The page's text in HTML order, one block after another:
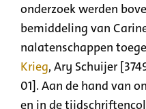
onderzoek werden
bemiddeling van
nalatenschappen
Krieg, Ary Schuijer
01]. Aan de hand van
en in de